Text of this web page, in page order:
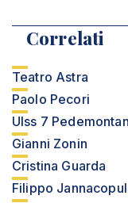
Correlati
Teatro Astra
Paolo Pecori
Ulss 7
Gianni Zonin
Cristina Guarda
Filippo